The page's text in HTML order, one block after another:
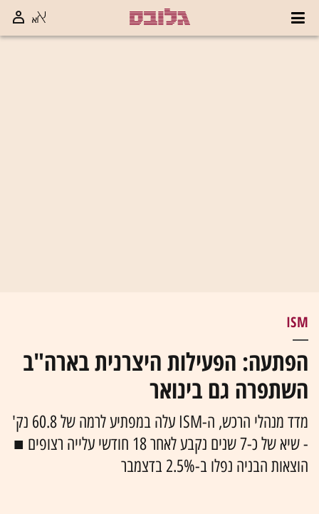
ISM
הפתעה: הפעילות היצרנית בארה"ב
השתפרה גם בינואר
מדד מנהלי הרכש, ה-ISM עלה במפתיע לרמה של 60.8 נק'
- שיא של כ-7 שנים נקבע לאחר 18 חודשי עלייה רצופים ■
הוצאות הבניה נפלו ב-2.5% בדצמבר